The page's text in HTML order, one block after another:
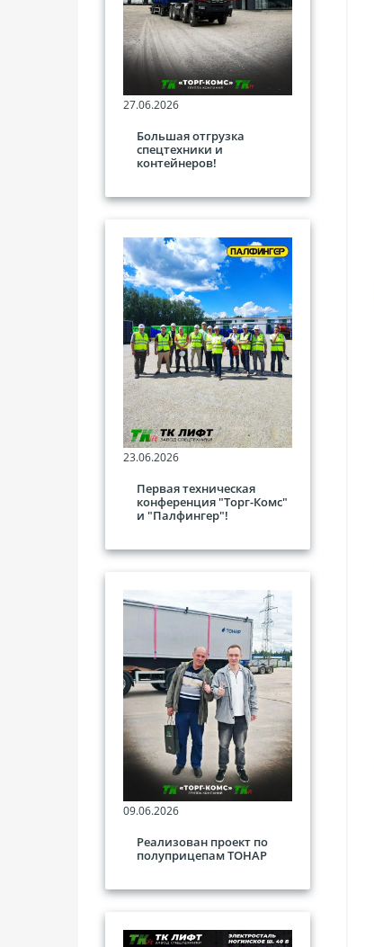
27.06.2026
Большая отгрузка
спецтехники и
контейнеров!
23.06.2026
Первая техническая
конференция "Торг-Комс"
и "Палфингер"!
09.06.2026
Реализован проект по
полуприцепам ТОНАР